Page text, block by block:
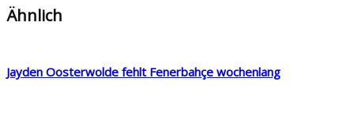
Ähnlich
Jayden Oosterwolde fehlt Fenerbahçe wochenlang